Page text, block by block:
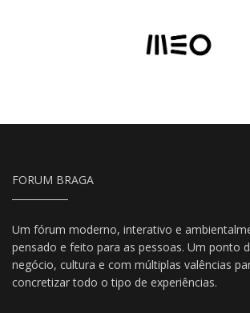
FORUM BRAGA
Um fórum moderno, interativo e
pensado e feito para as pessoas. Um ponto
negócio, cultura e com múltiplas valências
concretizar todo o tipo de experiências.